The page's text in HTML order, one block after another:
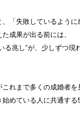
「失敗しているように
成果が出る前には、
る兆し”が、少しずつ現
これまで多くの成婚者
始めている人に共通す